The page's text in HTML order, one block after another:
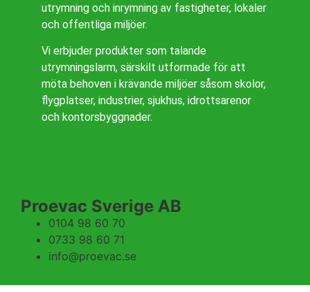
utrymning och inrymning av fastigheter, lokaler
och offentliga miljöer.
Vi erbjuder produkter som talande
utrymningslarm, särskilt utformade för att
möta behoven i krävande miljöer såsom skolor,
flygplatser, industrier, sjukhus, idrottsarenor
och kontorsbyggnader.
Proevac Sverige AB
0104 98 60 70
0733 98 60 71
info@proevac.se